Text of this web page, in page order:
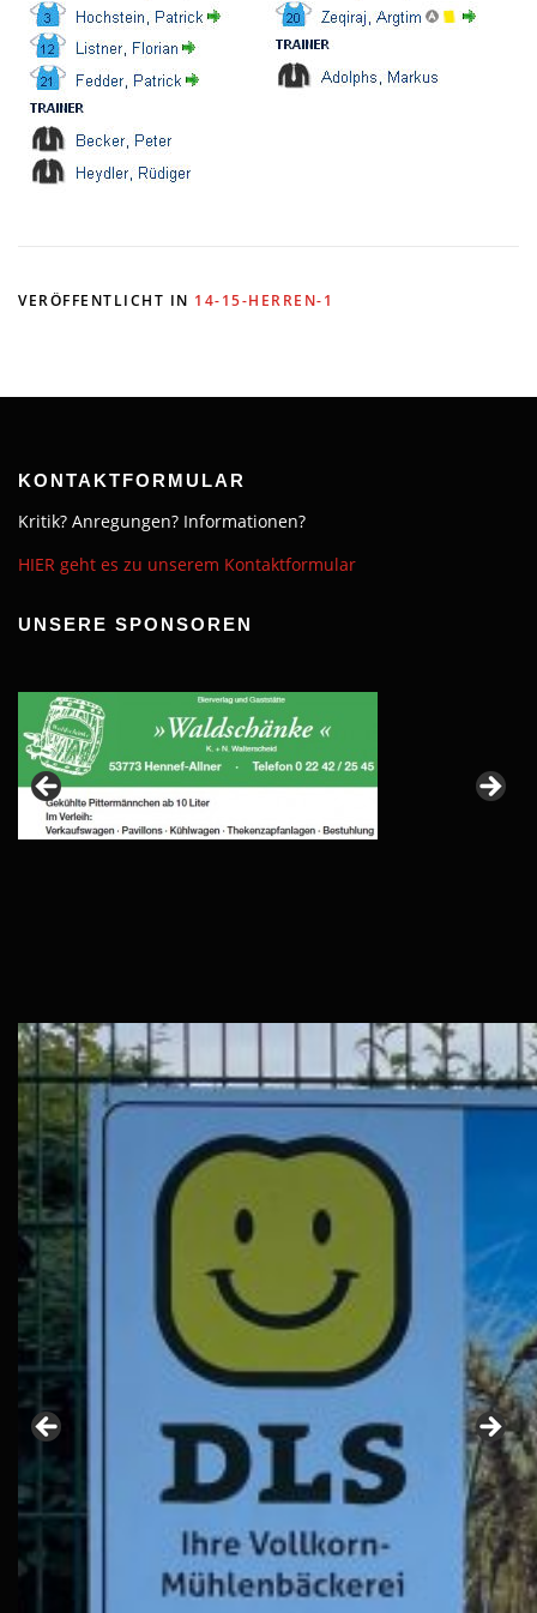
VERÖFFENTLICHT IN 14-15-HERREN-1
KONTAKTFORMULAR
Kritik? Anregungen? Informationen?
HIER geht es zu unserem Kontaktformular
UNSERE SPONSOREN